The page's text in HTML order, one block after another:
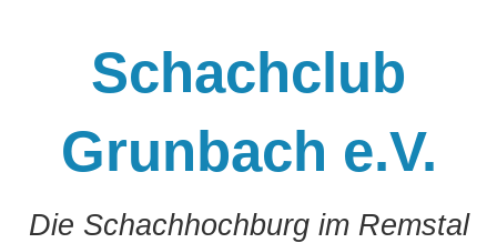
Schachclub
Grunbach e.V.
Die Schachhochburg im Remstal